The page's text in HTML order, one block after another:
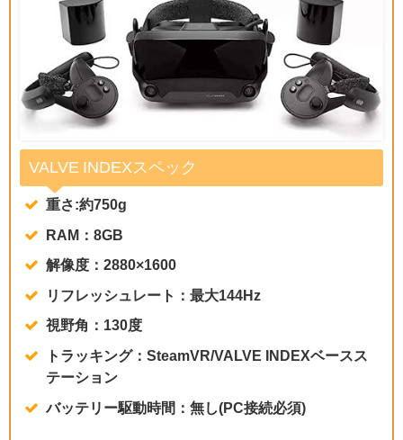
VALVE INDEXスペック
重さ:約750g
RAM：8GB
解像度：2880×1600
リフレッシュレート：最大144Hz
視野角：130度
トラッキング：SteamVR/VALVE INDEXベースス
テーション
バッテリー駆動時間：無し(PC接続必須)